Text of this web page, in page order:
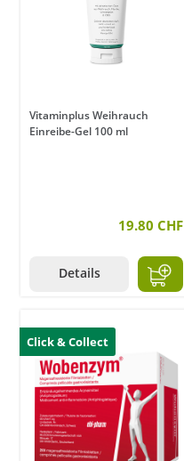
Vitaminplus Weihrauch
Einreibe-Gel 100 ml
19.80 CHF
Details
Click & Collect